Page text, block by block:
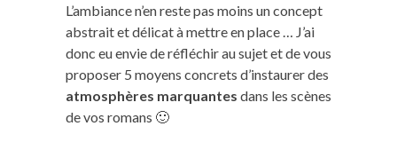
L’ambiance n’en reste pas moins un concept
abstrait et délicat à mettre en place … J’ai
donc eu envie de réfléchir au sujet et de vous
proposer 5 moyens concrets d’instaurer des
atmosphères marquantes dans les scènes
de vos romans 🙂